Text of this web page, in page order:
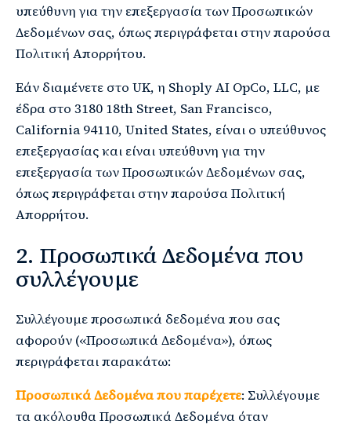
υπεύθυνη για την επεξεργασία των Προσωπικών
Δεδομένων σας, όπως περιγράφεται στην παρούσα
Πολιτική Απορρήτου.
Εάν διαμένετε στο UK, η Shoply AI OpCo, LLC, με
έδρα στο 3180 18th Street, San Francisco,
California 94110, United States, είναι ο υπεύθυνος
επεξεργασίας και είναι υπεύθυνη για την
επεξεργασία των Προσωπικών Δεδομένων σας,
όπως περιγράφεται στην παρούσα Πολιτική
Απορρήτου.
2. Προσωπικά Δεδομένα που
συλλέγουμε
Συλλέγουμε προσωπικά δεδομένα που σας
αφορούν («Προσωπικά Δεδομένα»), όπως
περιγράφεται παρακάτω:
Προσωπικά Δεδομένα που παρέχετε: Συλλέγουμε
τα ακόλουθα Προσωπικά Δεδομένα όταν